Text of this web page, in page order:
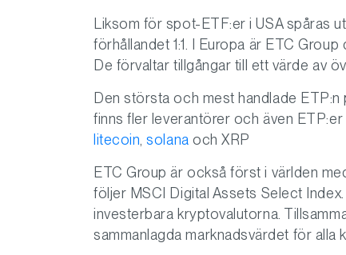
Liksom för spot-ETF:er i USA spåras
förhållandet 1:1. I Europa är ETC
De förvaltar tillgångar till ett värde av
Den största och mest handlade ETP:n
finns fler leverantörer och även
litecoin solana och XRP
ETC Group är också först i världen
följer MSCI Digital Assets Select
investerbara kryptovalutorna.
sammanlagda marknadsvärdet för alla